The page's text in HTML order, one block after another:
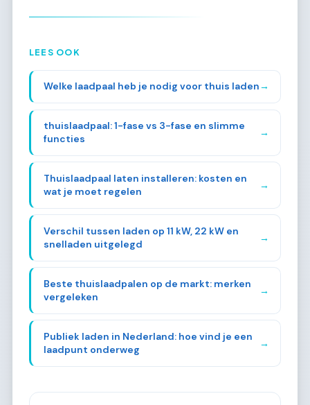
LEES OOK
Welke laadpaal heb je nodig voor thuis laden→
thuislaadpaal: 1-fase vs 3-fase en slimme
functies
→
Thuislaadpaal laten installeren: kosten en
wat je moet regelen
→
Verschil tussen laden op 11 kW, 22 kW en
snelladen uitgelegd
→
Beste thuislaadpalen op de markt: merken
vergeleken
→
Publiek laden in Nederland: hoe vind je een
laadpunt onderweg
→